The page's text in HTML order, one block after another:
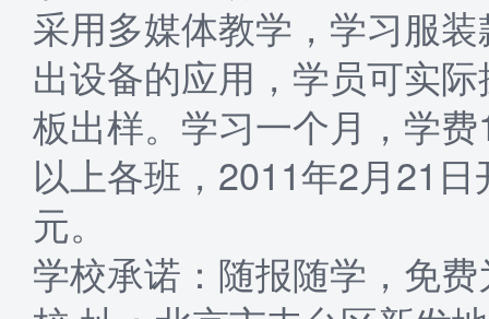
采用多媒体教学，学习服
出设备的应用，学员可实
板出样。学习一个月，学
以上各班，2011年2月21
元。
学校承诺：随报随学，免